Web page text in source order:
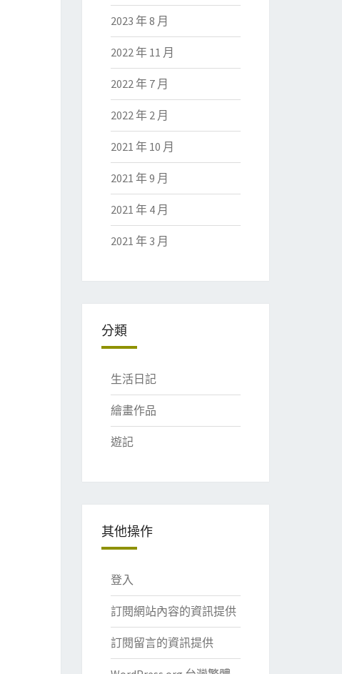
2023 年 8 月
2022 年 11 月
2022 年 7 月
2022 年 2 月
2021 年 10 月
2021 年 9 月
2021 年 4 月
2021 年 3 月
分類
生活日記
繪畫作品
遊記
其他操作
登入
訂閱網站內容的資訊提供
訂閱留言的資訊提供